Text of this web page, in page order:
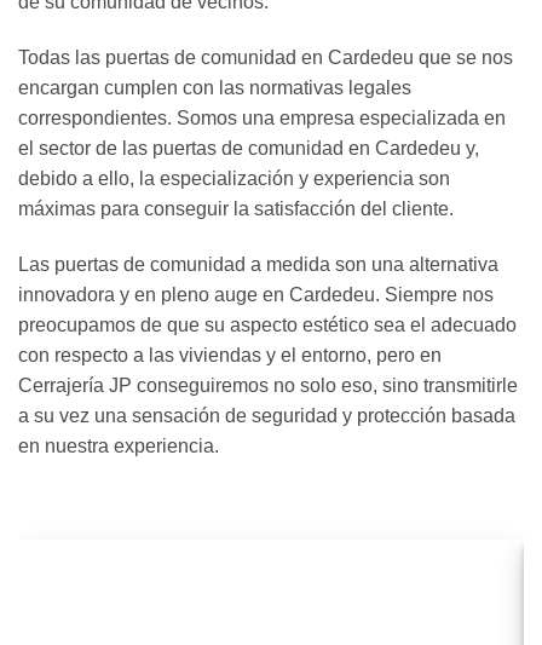
Todas las puertas de comunidad en Cardedeu que se nos
encargan cumplen con las normativas legales
correspondientes. Somos una empresa especializada en
el sector de las puertas de comunidad en Cardedeu y,
debido a ello, la especialización y experiencia son
máximas para conseguir la satisfacción del cliente.
Las puertas de comunidad a medida son una alternativa
innovadora y en pleno auge en Cardedeu. Siempre nos
preocupamos de que su aspecto estético sea el adecuado
con respecto a las viviendas y el entorno, pero en
Cerrajería JP conseguiremos no solo eso, sino transmitirle
a su vez una sensación de seguridad y protección basada
en nuestra experiencia.